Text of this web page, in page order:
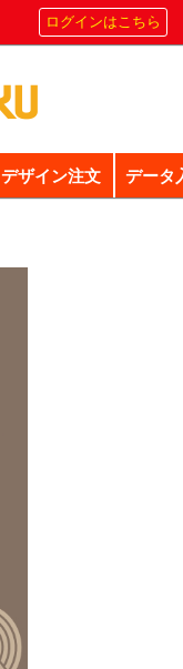
ログインはこちら
デザイン注文 データ